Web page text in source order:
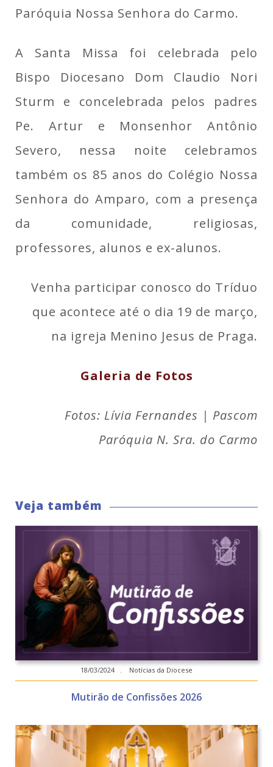
Paróquia Nossa Senhora do Carmo.
A Santa Missa foi celebrada pelo
Bispo Diocesano Dom Claudio Nori
Sturm e concelebrada pelos padres
Pe. Artur e Monsenhor Antônio
Severo, nessa noite celebramos
também os 85 anos do Colégio Nossa
Senhora do Amparo, com a presença
da comunidade, religiosas,
professores, alunos e ex-alunos.
Venha participar conosco do Tríduo
que acontece até o dia 19 de março,
na igreja Menino Jesus de Praga.
Galeria de Fotos
Fotos: Lívia Fernandes | Pascom
Paróquia N. Sra. do Carmo
Veja também
18/03/2024 . Notícias da Diocese
Mutirão de Confissões 2026